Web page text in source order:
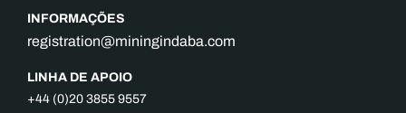
INFORMAÇÕES
registration@miningindaba.com
LINHA DE APOIO
+44 (0)20 3855 9557